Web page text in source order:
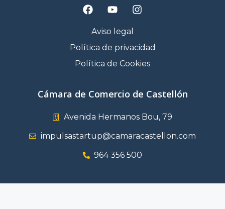
Aviso legal
Política de privacidad
Política de Cookies
Cámara de Comercio de Castellón
Avenida Hermanos Bou, 79
impulsastartup@camaracastellon.com
964 356 500